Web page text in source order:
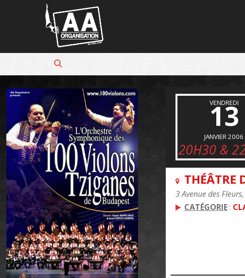
Panneau de gestion des cookies
VENDREDI
13
JANVIER 2006
20H30 &
THÉÂTRE
3 Avenue des
CATÉGORIE: